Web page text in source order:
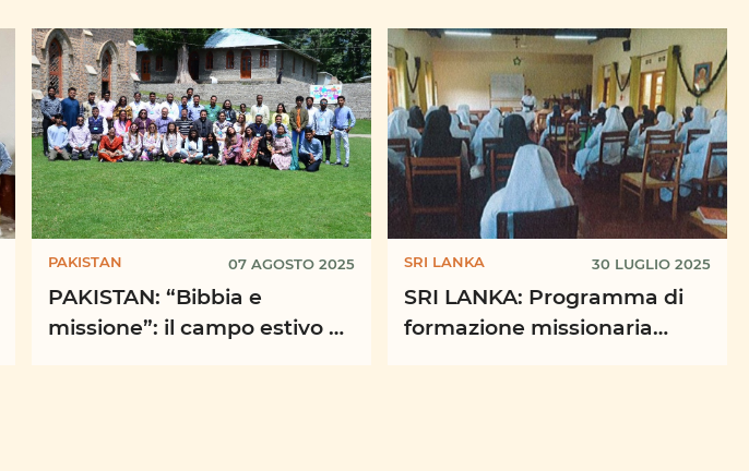
PAKISTAN 07 AGOSTO 2025
PAKISTAN: “Bibbia e
missione”: il campo estivo di
SRI LANKA 30 LUGLIO 2025
SRI LANKA: Programma di
formazione missionaria